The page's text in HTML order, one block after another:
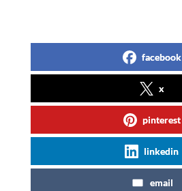
facebook
x
pinterest
linkedin
email